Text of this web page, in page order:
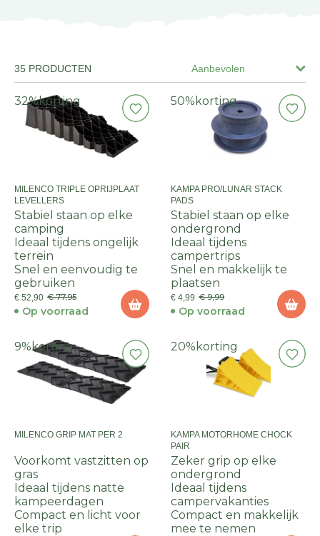
Aanbevolen
35 PRODUCTEN
32%korting
MILENCO TRIPLE OPRIJPLAAT
LEVELLERS
Stabiel staan op elke
camping
Ideaal tijdens ongelijk
terrein
Snel en eenvoudig te
gebruiken
€ 52,90 € 77,95
Op voorraad
50% korting
KAMPA PRO/LUNAR STACK
PADS
Stabiel staan op elke
ondergrond
Ideaal tijdens
campertrips
Snel en makkelijk te
plaatsen
€ 4,99 € 9,99
Op voorraad
9%korting
MILENCO GRIP MAT PER 2
Voorkomt vastzitten op
gras
Ideaal tijdens natte
kampeerdagen
Compact en licht voor
elke trip
20% korting
KAMPA MOTORHOME CHOCK
PAIR
Zeker grip op elke
ondergrond
Ideaal tijdens
campervakanties
Compact en makkelijk
mee te nemen